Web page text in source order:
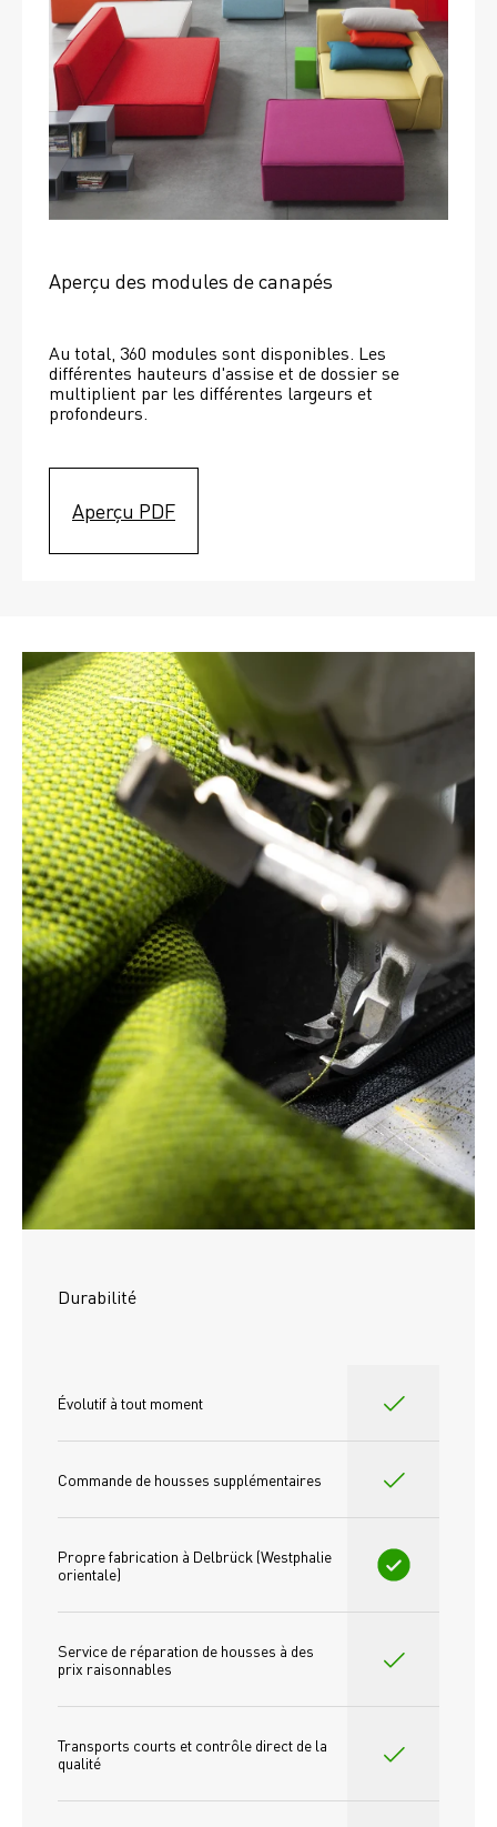
Aperçu des modules de canapés
Au total, 360 modules sont disponibles. Les
différentes hauteurs d'assise et de dossier se
multiplient par les différentes largeurs et
profondeurs.
Aperçu PDF
Durabilité
Évolutif à tout moment
Commande de housses supplémentaires
Propre fabrication à Delbrück (Westphalie
orientale)
Service de réparation de housses à des
prix raisonnables
Transports courts et contrôle direct de la
qualité